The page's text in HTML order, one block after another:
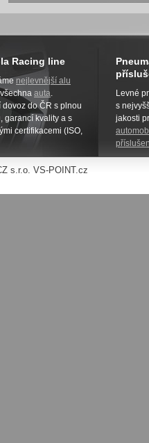
Racing line
nejlevnější alu
auta.
dovoz do ČR s plnou
garancí kvality a s
certifikacemi (ISO,
Levné
s
jakosti
s.r.o. VS-POINT.cz